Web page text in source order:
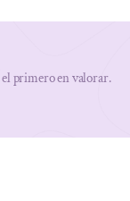
el primero en valorar.